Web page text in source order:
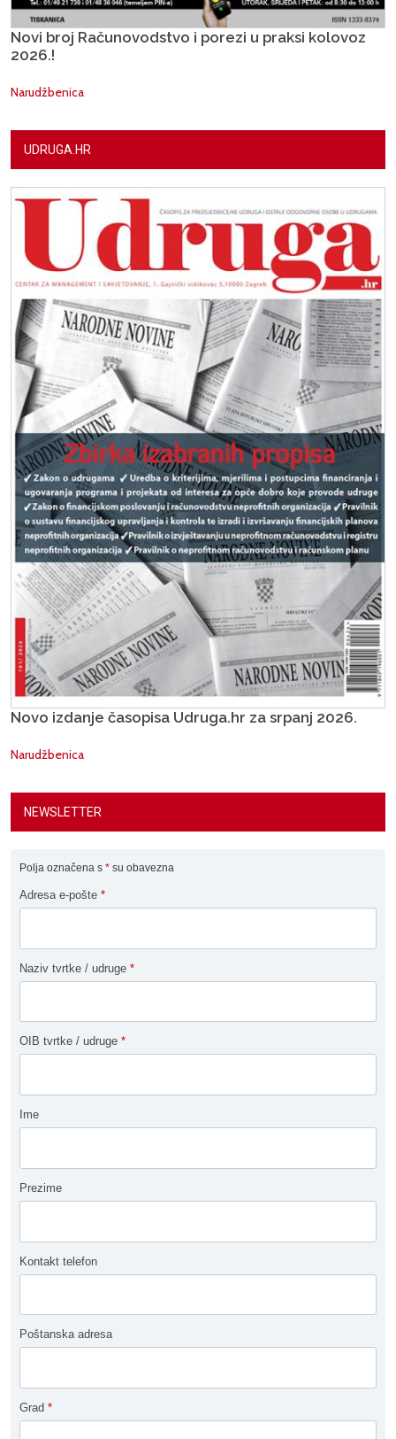
Novi broj Računovodstvo i porezi u praksi kolovoz
2026.!
Narudžbenica
UDRUGA.HR
Novo izdanje časopisa Udruga.hr za srpanj 2026.
Narudžbenica
NEWSLETTER
Polja označena s * su obavezna
Adresa e-pošte *
Naziv tvrtke / udruge *
OIB tvrtke / udruge *
Ime
Prezime
Kontakt telefon
Poštanska adresa
Grad *